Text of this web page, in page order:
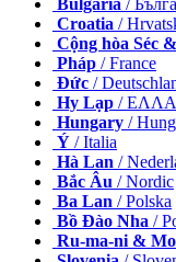
Croatia /
Cộng hòa Séc
Pháp / France
Đức /
Hy Lạp /
Hungary /
Ý / Italia
Hà Lan /
Bắc Âu / Nordic
Ba Lan / Polska
Bồ Đào Nha /
Ru-ma-ni &